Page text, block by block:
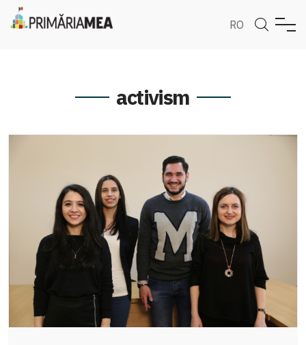
RO
activism